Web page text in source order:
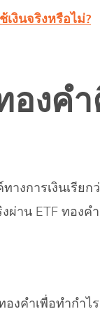
งินจริงหรือไม่?
งคำ
างการเงินเรีย
งผ่าน ETF ทอ
งคำเพื่อทำกำ